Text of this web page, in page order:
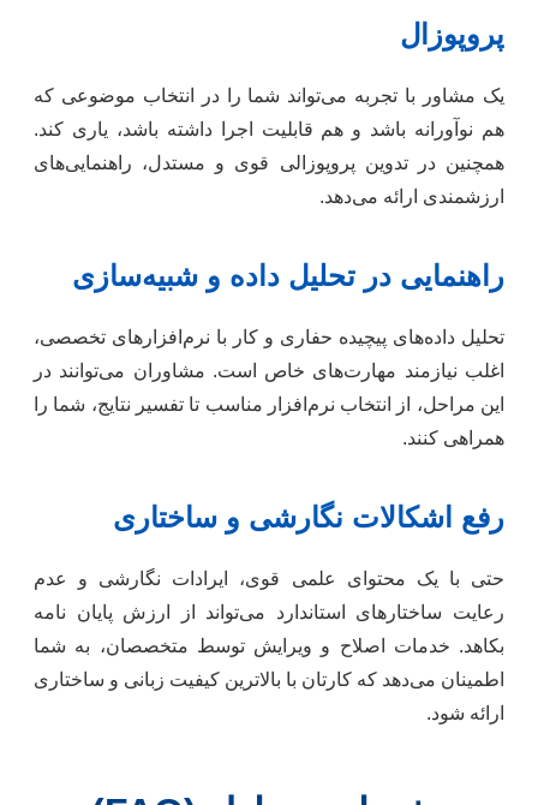
پروپوزال
یک مشاور با تجربه می‌تواند شما را در انتخاب موضوعی که
هم نوآورانه باشد و هم قابلیت اجرا داشته باشد، یاری کند.
همچنین در تدوین پروپوزالی قوی و مستدل، راهنمایی‌های
ارزشمندی ارائه می‌دهد.
راهنمایی در تحلیل داده و شبیه‌سازی
تحلیل داده‌های پیچیده حفاری و کار با نرم‌افزارهای تخصصی،
اغلب نیازمند مهارت‌های خاص است. مشاوران می‌توانند در
این مراحل، از انتخاب نرم‌افزار مناسب تا تفسیر نتایج، شما را
همراهی کنند.
رفع اشکالات نگارشی و ساختاری
حتی با یک محتوای علمی قوی، ایرادات نگارشی و عدم
رعایت ساختارهای استاندارد می‌تواند از ارزش پایان نامه
بکاهد. خدمات اصلاح و ویرایش توسط متخصصان، به شما
اطمینان می‌دهد که کارتان با بالاترین کیفیت زبانی و ساختاری
ارائه شود.